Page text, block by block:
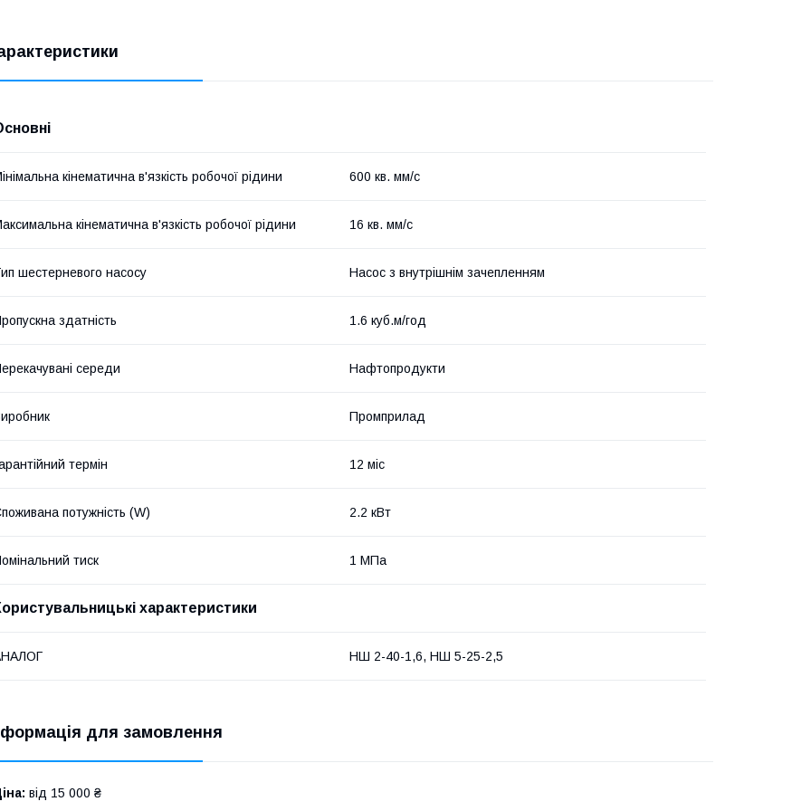
кінематична в'язкість робочої рідини 600 кв. мм/с
кінематична в'язкість робочої рідини 16 кв. мм/с
шестерневого насосу Насос з внутрішнім зачепленням
здатність 1.6 куб.м/год
середи Нафтопродукти
Промприлад
термін 12 міс
потужність (W) 2.2 кВт
тиск 1 МПа
характеристики
НШ 2-40-1,6, НШ 5-25-2,5
для замовлення
від 15 000 ₴